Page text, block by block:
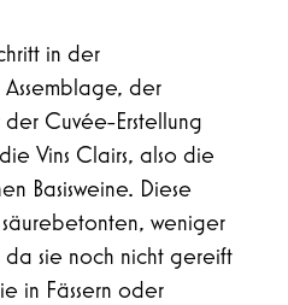
in der
Assemblage, der
der Cuvée-Erstellung
Vins Clairs, also die
Basisweine. Diese
weniger
sie noch nicht gereift
in Fässern oder